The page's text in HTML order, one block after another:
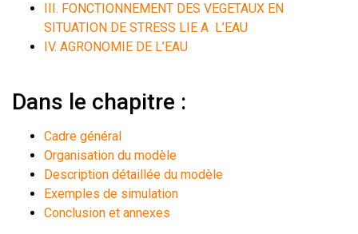
III. FONCTIONNEMENT DES VEGETAUX EN
SITUATION DE STRESS LIE A L’EAU
IV. AGRONOMIE DE L’EAU
Dans le chapitre :
Cadre général
Organisation du modèle
Description détaillée du modèle
Exemples de simulation
Conclusion et annexes